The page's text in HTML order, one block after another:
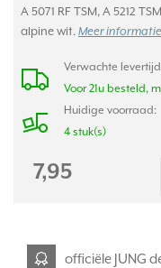
A 5071 RF TSM, A 5212
alpine wit. Meer
Verwachte
Voor 21u besteld,
Huidige voorraad:
4 stuk(s)
7,95
officiële JUNG